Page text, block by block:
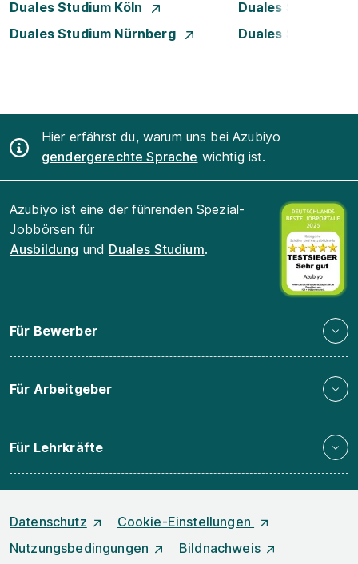
Duales Studium Köln
Duales Studium
Duales Studium Nürnberg
Duales Studium
Hier erfährst du, warum uns bei Azubiyo
gendergerechte Sprache wichtig ist.
Azubiyo ist eine der führenden Spezial-
Jobbörsen für
Ausbildung und Duales Studium.
Für Bewerber
Für Arbeitgeber
Für Lehrkräfte
Datenschutz
Cookie-Einstellungen
Nutzungsbedingungen
Bildnachweis